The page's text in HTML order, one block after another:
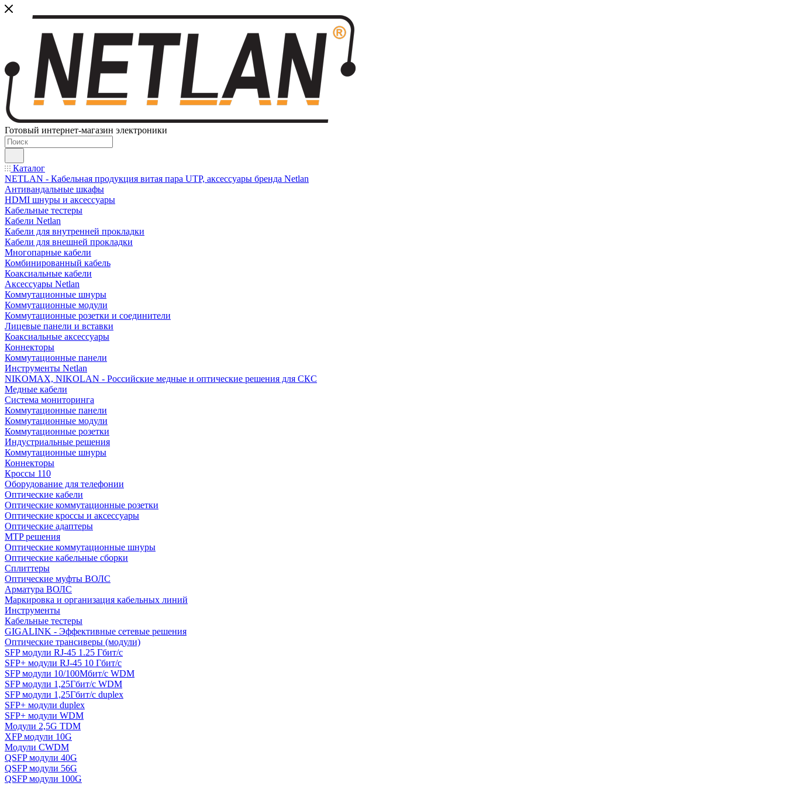
Готовый интернет-магазин электроники
Каталог
NETLAN - Кабельная продукция витая пара UTP, аксессуары бренда Netlan
Антивандальные шкафы
HDMI шнуры и аксессуары
Кабельные тестеры
Кабели Netlan
Кабели для внутренней прокладки
Кабели для внешней прокладки
Многопарные кабели
Комбинированный кабель
Коаксиальные кабели
Аксессуары Netlan
Коммутационные шнуры
Коммутационные модули
Коммутационные розетки и соединители
Лицевые панели и вставки
Коаксиальные аксессуары
Коннекторы
Коммутационные панели
Инструменты Netlan
NIKOMAX, NIKOLAN - Российские медные и оптические решения для СКС
Медные кабели
Система мониторинга
Коммутационные панели
Коммутационные модули
Коммутационные розетки
Индустриальные решения
Коммутационные шнуры
Коннекторы
Кроссы 110
Оборудование для телефонии
Оптические кабели
Оптические коммутационные розетки
Оптические кроссы и аксессуары
Оптические адаптеры
MTP решения
Оптические коммутационные шнуры
Оптические кабельные сборки
Сплиттеры
Оптические муфты ВОЛС
Арматура ВОЛС
Маркировка и организация кабельных линий
Инструменты
Кабельные тестеры
GIGALINK - Эффективные сетевые решения
Оптические трансиверы (модули)
SFP модули RJ-45 1.25 Гбит/c
SFP+ модули RJ-45 10 Гбит/c
SFP модули 10/100Мбит/с WDM
SFP модули 1,25Гбит/с WDM
SFP модули 1,25Гбит/с duplex
SFP+ модули duplex
SFP+ модули WDM
Модули 2,5G TDM
XFP модули 10G
Модули CWDM
QSFP модули 40G
QSFP модули 56G
QSFP модули 100G